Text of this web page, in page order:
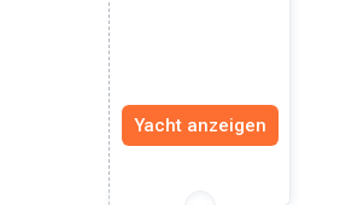
Yacht anzeigen